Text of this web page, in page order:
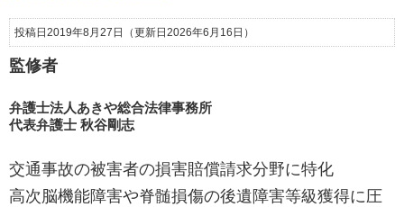
投稿日2019年8月27日 （更新日2026年6月16日）
監修者
弁護士法人あきや総合法律事務所
代表弁護士 秋谷剛志
交通事故の被害者の損害賠償請求分野に特化
高次脳機能障害や脊髄損傷の後遺障害等級獲得に圧